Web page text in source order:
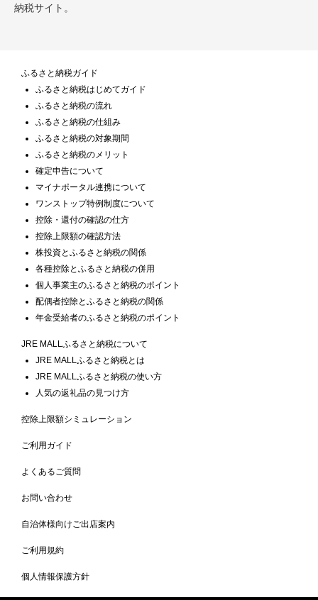
納税サイト。
ふるさと納税ガイド
ふるさと納税はじめてガイド
ふるさと納税の流れ
ふるさと納税の仕組み
ふるさと納税の対象期間
ふるさと納税のメリット
確定申告について
マイナポータル連携について
ワンストップ特例制度について
控除・還付の確認の仕方
控除上限額の確認方法
株投資とふるさと納税の関係
各種控除とふるさと納税の併用
個人事業主のふるさと納税のポイント
配偶者控除とふるさと納税の関係
年金受給者のふるさと納税のポイント
JRE MALLふるさと納税について
JRE MALLふるさと納税とは
JRE MALLふるさと納税の使い方
人気の返礼品の見つけ方
控除上限額シミュレーション
ご利用ガイド
よくあるご質問
お問い合わせ
自治体様向けご出店案内
ご利用規約
個人情報保護方針